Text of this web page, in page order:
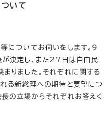
いて
についてお伺いをします。9
決定し、また27日は自由民
りました。それぞれに関する
る新総理への期待と要望につ
の立場からそれぞれお答えく